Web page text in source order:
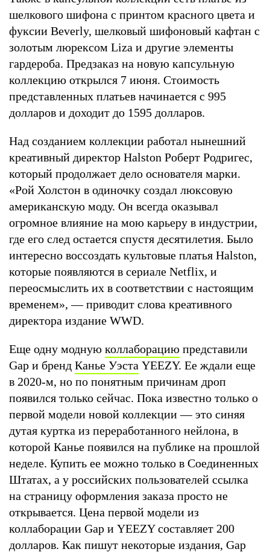
шелкового шифона с принтом красного цвета и
фуксии Beverly, шелковый шифоновый кафтан с
золотым люрексом Liza и другие элементы
гардероба. Предзаказ на новую капсульную
коллекцию открылся 7 июня. Стоимость
представленных платьев начинается с 995
долларов и доходит до 1595 долларов.
Над созданием коллекции работал нынешний
креативный директор Halston Роберт Родригес,
который продолжает дело основателя марки.
«Рой Холстон в одиночку создал люксовую
американскую моду. Он всегда оказывал
огромное влияние на мою карьеру в индустрии,
где его след остается спустя десятилетия. Было
интересно воссоздать культовые платья Halston,
которые появляются в сериале Netflix, и
переосмыслить их в соответствии с настоящим
временем», — приводит слова креативного
директора издание WWD.
Еще одну модную коллаборацию представили
Gap и бренд Канье Уэста YEEZY. Ее ждали еще
в 2020-м, но по понятным причинам дроп
появился только сейчас. Пока известно только о
первой модели новой коллекции — это синяя
дутая куртка из переработанного нейлона, в
которой Канье появился на публике на прошлой
неделе. Купить ее можно только в Соединенных
Штатах, а у российских пользователей ссылка
на страницу оформления заказа просто не
открывается. Цена первой модели из
коллаборации Gap и YEEZY составляет 200
долларов. Как пишут некоторые издания, Gap